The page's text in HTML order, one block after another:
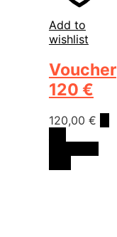
Add to
wishlist
Voucher
120 €
120,00 €